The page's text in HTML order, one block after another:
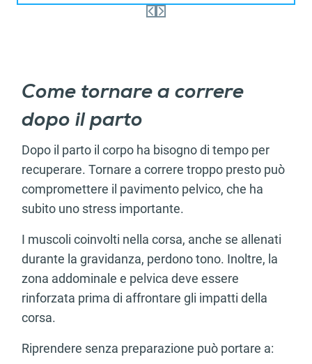
Come tornare a correre
dopo il parto
Dopo il parto il corpo ha bisogno di tempo per
recuperare. Tornare a correre troppo presto può
compromettere il pavimento pelvico, che ha
subito uno stress importante.
I muscoli coinvolti nella corsa, anche se allenati
durante la gravidanza, perdono tono. Inoltre, la
zona addominale e pelvica deve essere
rinforzata prima di affrontare gli impatti della
corsa.
Riprendere senza preparazione può portare a: